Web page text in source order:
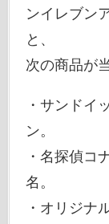
ンイレブン
と、
次の商品が
・サンドイ
ン。
・名探偵
名。
・オリジ